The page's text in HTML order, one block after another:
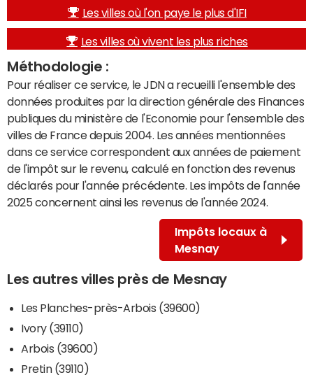
Les villes où l'on paye le plus d'IFI
Les villes où vivent les plus riches
Méthodologie :
Pour réaliser ce service, le JDN a recueilli l'ensemble des
données produites par la direction générale des Finances
publiques du ministère de l'Economie pour l'ensemble des
villes de France depuis 2004. Les années mentionnées
dans ce service correspondent aux années de paiement
de l'impôt sur le revenu, calculé en fonction des revenus
déclarés pour l'année précédente. Les impôts de l'année
2025 concernent ainsi les revenus de l'année 2024.
Impôts locaux à
Mesnay
Les autres villes près de Mesnay
Les Planches-près-Arbois (39600)
Ivory (39110)
Arbois (39600)
Pretin (39110)